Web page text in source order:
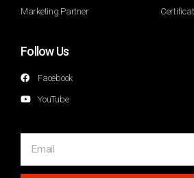
Marketing Partner
Follow Us
Facebook
YouTube